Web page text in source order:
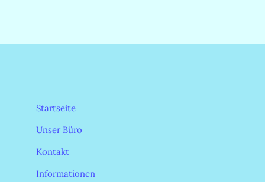
Startseite
Unser Büro
Kontakt
Informationen